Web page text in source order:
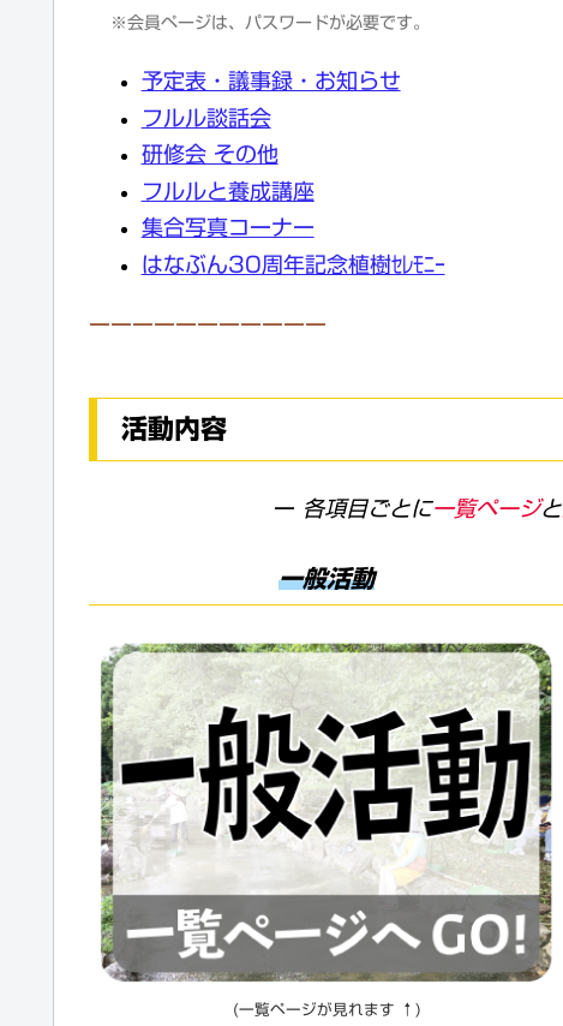
※会員ページは、パスワードが必要です。
予定表・議事録・お知らせ
フルル談話会
研修会 その他
フルルと養成講座
集合写真コーナー
はなぶん30周年記念植樹ｾﾚﾓﾆｰ
ーーーーーーーーーーー
活動内容
ー 各項目ごとに一覧ページと
一般活動
(一覧ページが見れます ↑)